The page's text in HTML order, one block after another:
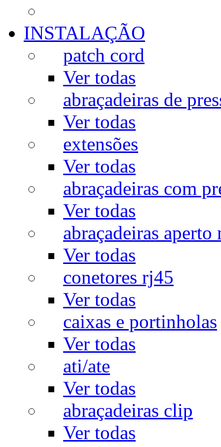
INSTALAÇÃO
patch cord
Ver todas
abraçadeiras de
Ver todas
extensões
Ver todas
abraçadeiras com
Ver todas
abraçadeiras aperto
Ver todas
conetores rj45
Ver todas
caixas e portinholas
Ver todas
ati/ate
Ver todas
abraçadeiras clip
Ver todas